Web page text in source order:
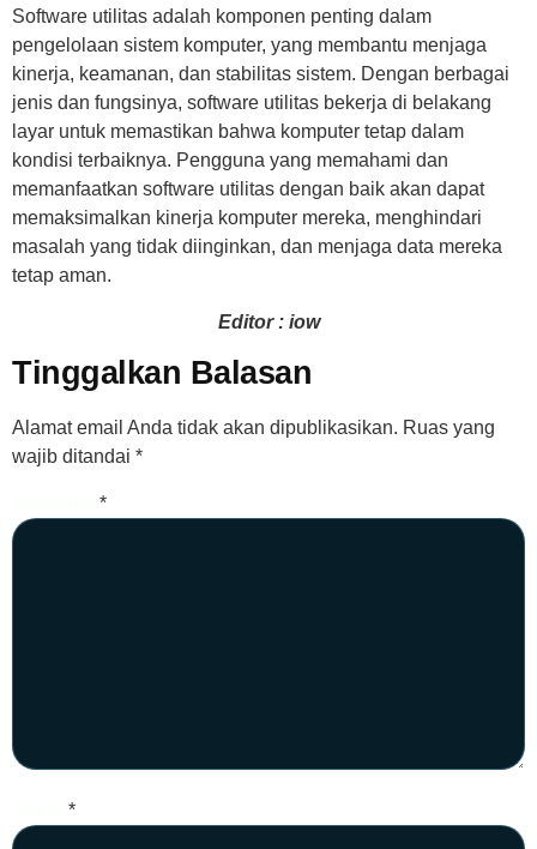
Software utilitas adalah komponen penting dalam
pengelolaan sistem komputer, yang membantu menjaga
kinerja, keamanan, dan stabilitas sistem. Dengan berbagai
jenis dan fungsinya, software utilitas bekerja di belakang
layar untuk memastikan bahwa komputer tetap dalam
kondisi terbaiknya. Pengguna yang memahami dan
memanfaatkan software utilitas dengan baik akan dapat
memaksimalkan kinerja komputer mereka, menghindari
masalah yang tidak diinginkan, dan menjaga data mereka
tetap aman.
Editor : iow
Tinggalkan Balasan
Alamat email Anda tidak akan dipublikasikan. Ruas yang
wajib ditandai *
*
*